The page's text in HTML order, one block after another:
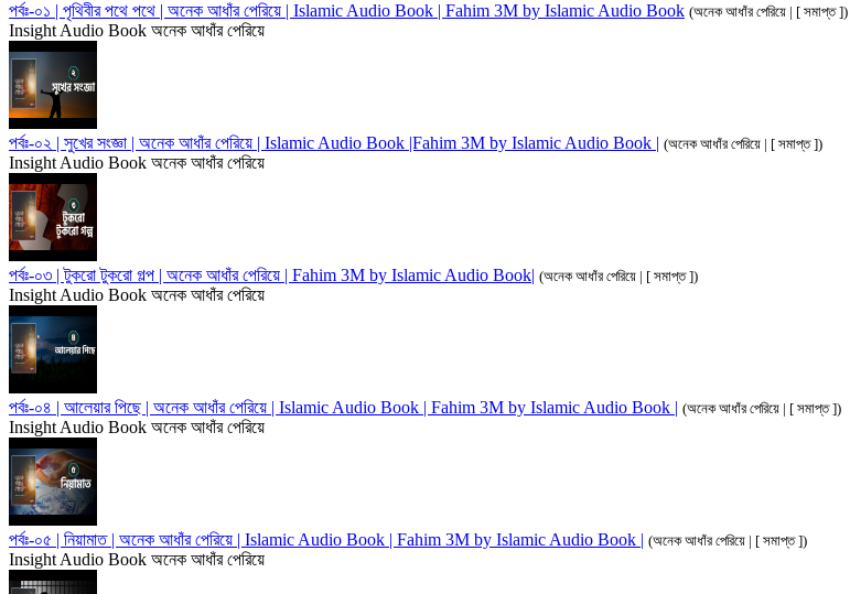
পর্বঃ-০১ | পৃথিবীর পথে পথে | অনেক আধাঁর পেরিয়ে | Islamic Audio Book | Fahim 3M by Islamic Audio Book (অনেক আধাঁর পেরিয়ে | [ সমাপ্ত ])
Insight Audio Book অনেক আধাঁর পেরিয়ে
পর্বঃ-০২ | সুখের সংজ্ঞা | অনেক আধাঁর পেরিয়ে | Islamic Audio Book |Fahim 3M by Islamic Audio Book | (অনেক আধাঁর পেরিয়ে | [ সমাপ্ত ])
Insight Audio Book অনেক আধাঁর পেরিয়ে
পর্বঃ-০৩ | টুকরো টুকরো গল্প | অনেক আধাঁর পেরিয়ে | Fahim 3M by Islamic Audio Book| (অনেক আধাঁর পেরিয়ে | [ সমাপ্ত ])
Insight Audio Book অনেক আধাঁর পেরিয়ে
পর্বঃ-০৪ | আলেয়ার পিছে | অনেক আধাঁর পেরিয়ে | Islamic Audio Book | Fahim 3M by Islamic Audio Book | (অনেক আধাঁর পেরিয়ে | [ সমাপ্ত ])
Insight Audio Book অনেক আধাঁর পেরিয়ে
পর্বঃ-০৫ | নিয়ামাত | অনেক আধাঁর পেরিয়ে | Islamic Audio Book | Fahim 3M by Islamic Audio Book | (অনেক আধাঁর পেরিয়ে | [ সমাপ্ত ])
Insight Audio Book অনেক আধাঁর পেরিয়ে